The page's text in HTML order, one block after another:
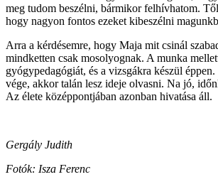
meg tudom beszélni, bármikor felhívhatom.
hogy nagyon fontos ezeket kibeszélni
Arra a kérdésemre, hogy Maja mit csinál
mindketten csak mosolyognak. A munka
gyógypedagógiát, és a vizsgákra készül
vége, akkor talán lesz ideje olvasni. Na jó,
Az élete középpontjában azonban hivatása áll.
Gergály Judith
Fotók: Isza Ferenc